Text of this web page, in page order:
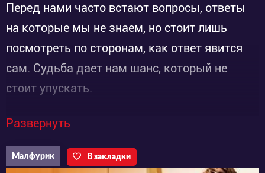
Перед нами часто встают вопросы, ответы
на которые мы не знаем, но стоит лишь
посмотреть по сторонам, как ответ явится
сам. Судьба дает нам шанс, который не
стоит упускать.
Одна из главных героинь - Чэн Лу. Ей 34 года
и она отличная сценаристка, лучшая в своем
деле. Девушка задумалась над тем, правда
Развернуть
Малфурик В закладки